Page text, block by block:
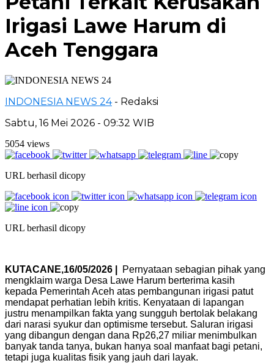
Irigasi Lawe Harum di
Aceh Tenggara
INDONESIA NEWS 24 - Redaksi
Sabtu, 16 Mei 2026 - 09:32 WIB
5054 views
URL berhasil dicopy
URL berhasil dicopy
KUTACANE,16/05/2026 |
Pernyataan sebagian pihak yang
mengklaim warga Desa Lawe Harum berterima kasih
kepada Pemerintah Aceh atas pembangunan irigasi patut
mendapat perhatian lebih kritis. Kenyataan di lapangan
justru menampilkan fakta yang sungguh bertolak belakang
dari narasi syukur dan optimisme tersebut. Saluran irigasi
yang dibangun dengan dana Rp26,27 miliar menimbulkan
banyak tanda tanya, bukan hanya soal manfaat bagi petani,
tetapi juga kualitas fisik yang jauh dari layak.